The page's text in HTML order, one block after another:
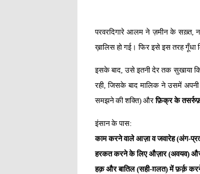
परवरदिगारे आलम ने ज़मीन के सख़्त,
ख़ालिस हो गई। फिर इसे इस तरह
इसके बाद, उसे इतनी देर तक सुखाया
रही, जिसके बाद मालिक ने उसमें
समझने की शक्ति) औरफ़िक्र के
इंसान के पास:
काम करने वाले आज़ा व जवारेह (अंग-
हरकत करने के लिए औज़ार (अवयव)
हक़ और बातिल (सही-ग़लत) में फ़र्क़